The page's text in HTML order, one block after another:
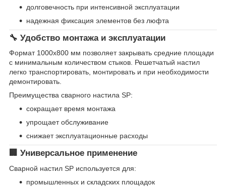
долговечность при интенсивной эксплуатации
надежная фиксация элементов без люфта
🔧 Удобство монтажа и эксплуатации
Формат 1000х800 мм позволяет закрывать средние площади
с минимальным количеством стыков. Решетчатый настил
легко транспортировать, монтировать и при необходимости
демонтировать.
Преимущества сварного настила SP:
сокращает время монтажа
упрощает обслуживание
снижает эксплуатационные расходы
🏢 Универсальное применение
Сварной настил SP используется для:
промышленных и складских площадок